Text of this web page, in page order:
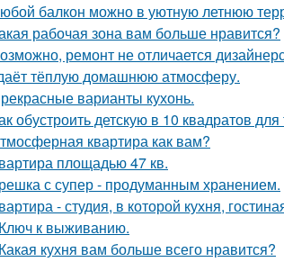
балкон можно в уютную летнюю
рабочая зона вам больше нравится?
ремонт не отличается
тёплую домашнюю атмосферу.
варианты кухонь.
обустроить детскую в 10 квадратов
квартира как вам?
площадью 47 кв.
с супер - продуманным хранением.
- студия, в которой кухня,
Ключ к выживанию.
Какая кухня вам больше всего нравится?